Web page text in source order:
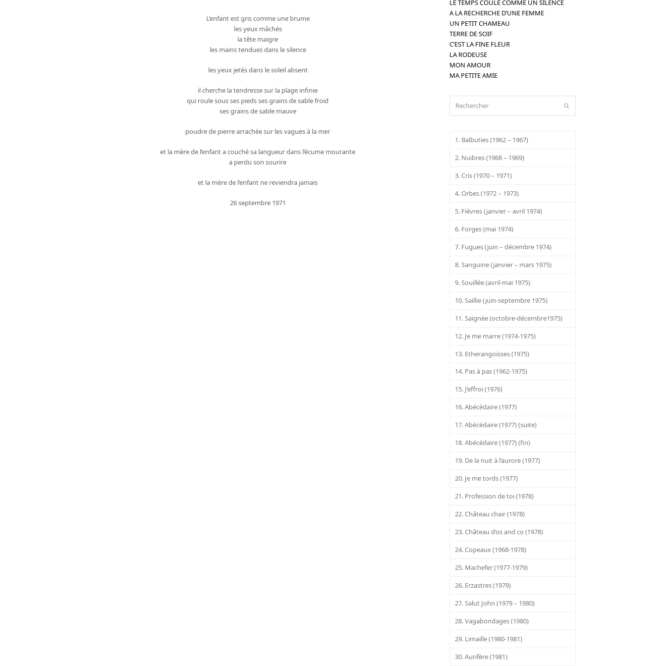
L’enfant est gris comme une brume
les yeux mâchés
la tête maigre
les mains tendues dans le silence
les yeux jetés dans le soleil absent
il cherche la tendresse sur la plage infinie
qui roule sous ses pieds ses grains de sable froid
ses grains de sable mauve
poudre de pierre arrachée sur les vagues à la mer
et la mère de l’enfant a couché sa langueur dans l’écume mourante
a perdu son sourire
et la mère de l’enfant ne reviendra jamais
26 septembre 1971
LE TEMPS COULE COMME UN SILENCE
A LA RECHERCHE D’UNE FEMME
UN PETIT CHAMEAU
TERRE DE SOIF
C’EST LA FINE FLEUR
LA RODEUSE
MON AMOUR
MA PETITE AMIE
1. Balbuties (1962 – 1967)
2. Nuibres (1968 – 1969)
3. Cris (1970 – 1971)
4. Orbes (1972 – 1973)
5. Fièvres (janvier – avril 1974)
6. Forges (mai 1974)
7. Fugues (juin – décembre 1974)
8. Sanguine (janvier – mars 1975)
9. Souillée (avril-mai 1975)
10. Saillie (juin-septembre 1975)
11. Saignée (octobre-décembre1975)
12. Je me marre (1974-1975)
13. Etherangoisses (1975)
14. Pas à pas (1962-1975)
15. J’effroi (1976)
16. Abécédaire (1977)
17. Abécédaire (1977) (suite)
18. Abécédaire (1977) (fin)
19. De la nuit à l’aurore (1977)
20. Je me tords (1977)
21. Profession de toi (1978)
22. Château chair (1978)
23. Château d’os and co (1978)
24. Copeaux (1968-1978)
25. Machefer (1977-1979)
26. Erzastres (1979)
27. Salut John (1979 – 1980)
28. Vagabondages (1980)
29. Limaille (1980-1981)
30. Aurifère (1981)